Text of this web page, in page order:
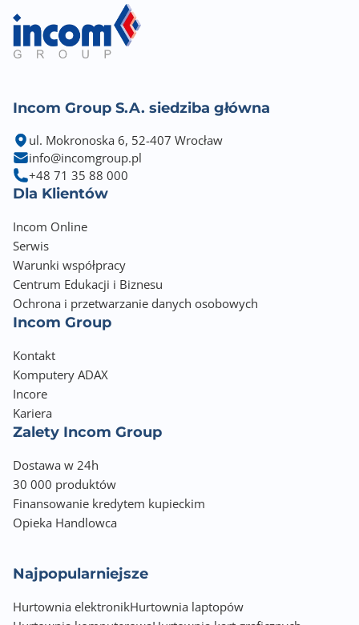
Incom Group S.A. siedziba główna
ul. Mokronoska 6, 52-407 Wrocław
info@incomgroup.pl
+48 71 35 88 000
Dla Klientów
Incom Online
Serwis
Warunki współpracy
Centrum Edukacji i Biznesu
Ochrona i przetwarzanie danych osobowych
Incom Group
Kontakt
Komputery ADAX
Incore
Kariera
Zalety Incom Group
Dostawa w 24h
30 000 produktów
Finansowanie kredytem kupieckim
Opieka Handlowca
Najpopularniejsze
Hurtownia elektronikHurtownia laptopów